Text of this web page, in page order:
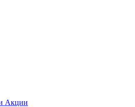
Акции